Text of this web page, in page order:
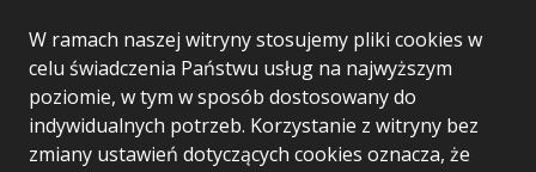
W ramach naszej witryny stosujemy pliki cookies w
celu świadczenia Państwu usług na najwyższym
poziomie, w tym w sposób dostosowany do
indywidualnych potrzeb. Korzystanie z witryny bez
zmiany ustawień dotyczących cookies oznacza, że
Statystyka i dane osobowe
Statystyki oglądalności
Ostatnio dodane